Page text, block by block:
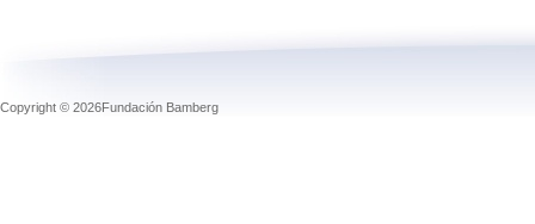
Copyright © 2026Fundación Bamberg